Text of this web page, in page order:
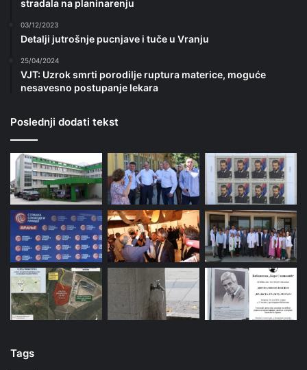
stradala na planinarenju
03/12/2023
Detalji jutrošnje pucnjave i tuče u Vranju
25/04/2024
VJT: Uzrok smrti porodilje ruptura materice, moguće
nesavesno postupanje lekara
Poslednji dodati tekst
Tags